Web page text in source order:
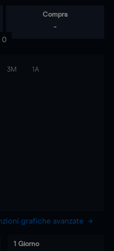
Compra
-
0
3M 1A
grafiche avanzate
1 Giorno